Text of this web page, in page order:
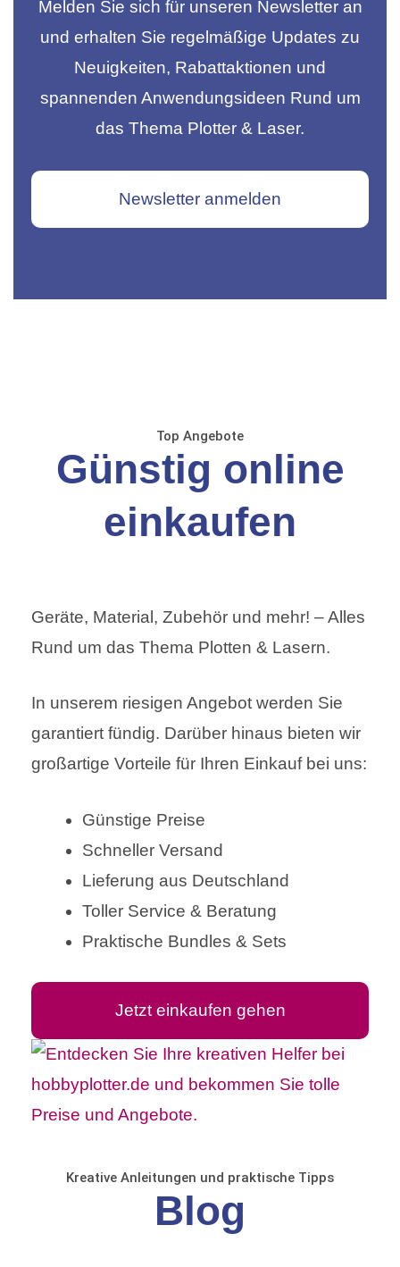
Melden Sie sich für unseren Newsletter an
und erhalten Sie regelmäßige Updates zu
Neuigkeiten, Rabattaktionen und
spannenden Anwendungsideen Rund um
das Thema Plotter & Laser.
Newsletter anmelden
Top Angebote
Günstig online
einkaufen
Geräte, Material, Zubehör und mehr! – Alles
Rund um das Thema Plotten & Lasern.
In unserem riesigen Angebot werden Sie
garantiert fündig. Darüber hinaus bieten wir
großartige Vorteile für Ihren Einkauf bei uns:
Günstige Preise
Schneller Versand
Lieferung aus Deutschland
Toller Service & Beratung
Praktische Bundles & Sets
Jetzt einkaufen gehen
Kreative Anleitungen und praktische Tipps
Blog